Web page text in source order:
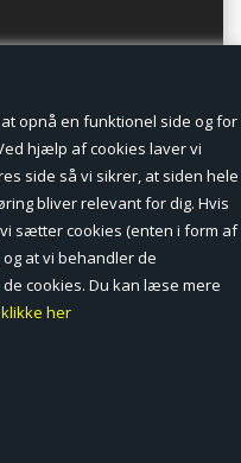
cookies.
opnå en funktionel side og for
hjælp af cookies laver vi
side så vi sikrer, at siden hele
bliver relevant for dig. Hvis
sætter cookies (enten i form af
at vi behandler de
cookies. Du kan læse mere
her